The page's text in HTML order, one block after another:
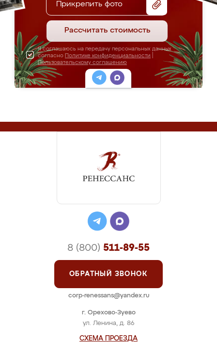
Прикрепить фото
Рассчитать стоимость
Я соглашаюсь на передачу персональных данных
согласно Политике конфиденциальности
Пользовательскому соглашению
г. Орехово-Зуево
ул. Ленина, д. 86
СХЕМА ПРОЕЗДА
8 (800) 511-89-55
ОБРАТНЫЙ ЗВОНОК
corp-renessans@yandex.ru